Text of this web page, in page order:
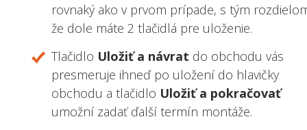
rovnaký ako v prvom prípade, s tým
že dole máte 2 tlačidlá pre uloženie.
Tlačidlo Uložiť a návrat do obchodu vás
presmeruje ihneď po uložení do hlavičky
obchodu a tlačidlo Uložiť a pokračovať
umožní zadať ďalší termín montáže.